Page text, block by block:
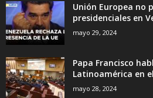
Unión Europea no
presidenciales en
mayo 29, 2024
Papa Francisco
Latinoamérica en
mayo 28, 2024